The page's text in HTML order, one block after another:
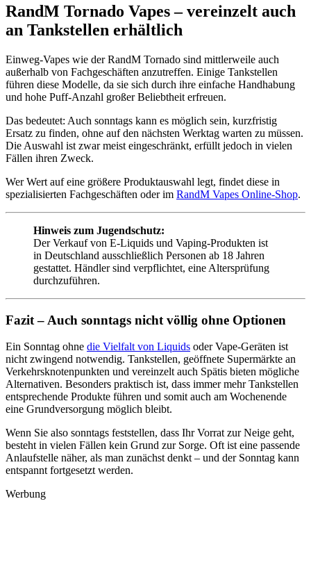
RandM Tornado Vapes – vereinzelt auch
an Tankstellen erhältlich
Einweg-Vapes wie der RandM Tornado sind mittlerweile auch
außerhalb von Fachgeschäften anzutreffen. Einige Tankstellen
führen diese Modelle, da sie sich durch ihre einfache Handhabung
und hohe Puff-Anzahl großer Beliebtheit erfreuen.
Das bedeutet: Auch sonntags kann es möglich sein, kurzfristig
Ersatz zu finden, ohne auf den nächsten Werktag warten zu müssen.
Die Auswahl ist zwar meist eingeschränkt, erfüllt jedoch in vielen
Fällen ihren Zweck.
Wer Wert auf eine größere Produktauswahl legt, findet diese in
spezialisierten Fachgeschäften oder im RandM Vapes Online-Shop.
Hinweis zum Jugendschutz:
Der Verkauf von E-Liquids und Vaping-Produkten ist
in Deutschland ausschließlich Personen ab 18 Jahren
gestattet. Händler sind verpflichtet, eine Altersprüfung
durchzuführen.
Fazit – Auch sonntags nicht völlig ohne Optionen
Ein Sonntag ohne die Vielfalt von Liquids oder Vape-Geräten ist
nicht zwingend notwendig. Tankstellen, geöffnete Supermärkte an
Verkehrsknotenpunkten und vereinzelt auch Spätis bieten mögliche
Alternativen. Besonders praktisch ist, dass immer mehr Tankstellen
entsprechende Produkte führen und somit auch am Wochenende
eine Grundversorgung möglich bleibt.
Wenn Sie also sonntags feststellen, dass Ihr Vorrat zur Neige geht,
besteht in vielen Fällen kein Grund zur Sorge. Oft ist eine passende
Anlaufstelle näher, als man zunächst denkt – und der Sonntag kann
entspannt fortgesetzt werden.
Werbung